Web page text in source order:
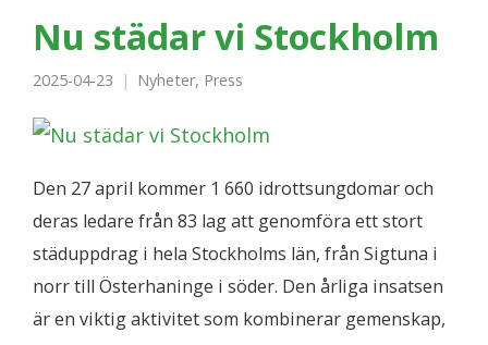
Nu städar vi Stockholm
2025-04-23 Nyheter, Press
Den 27 april kommer 1 660 idrottsungdomar och
deras ledare från 83 lag att genomföra ett stort
städuppdrag i hela Stockholms län, från Sigtuna i
norr till Österhaninge i söder. Den årliga insatsen
är en viktig aktivitet som kombinerar gemenskap,